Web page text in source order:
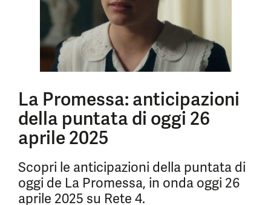
La Promessa: anticipazioni
della puntata di oggi 26
aprile 2025
Scopri le anticipazioni della puntata di
oggi de La Promessa, in onda oggi 26
aprile 2025 su Rete 4.